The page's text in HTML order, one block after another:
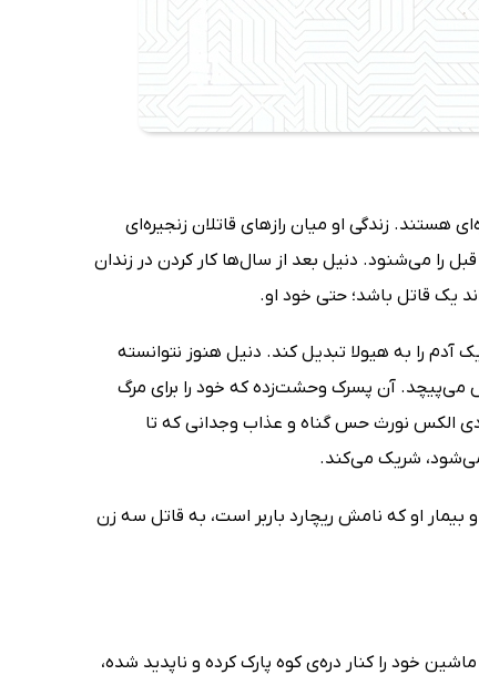
هستند. زندگی او میان رازهای قاتلان زنجیره‌ای
را می‌شنود. دنیل بعد از سال‌ها کار کردن در زندان
یک قاتل باشد؛ حتی خود او.
را به هیولا تبدیل کند. دنیل هنوز نتوانسته
آن پسرک وحشت‌زده که خود را برای مرگ
الکس نورث حس گناه و عذاب وجدانی که تا
می‌شود، شریک می‌کند.
او که نامش ریچارد باربر است، به قاتل سه زن
خود را کنار دره‌ی کوه پارک کرده و ناپدید شده،